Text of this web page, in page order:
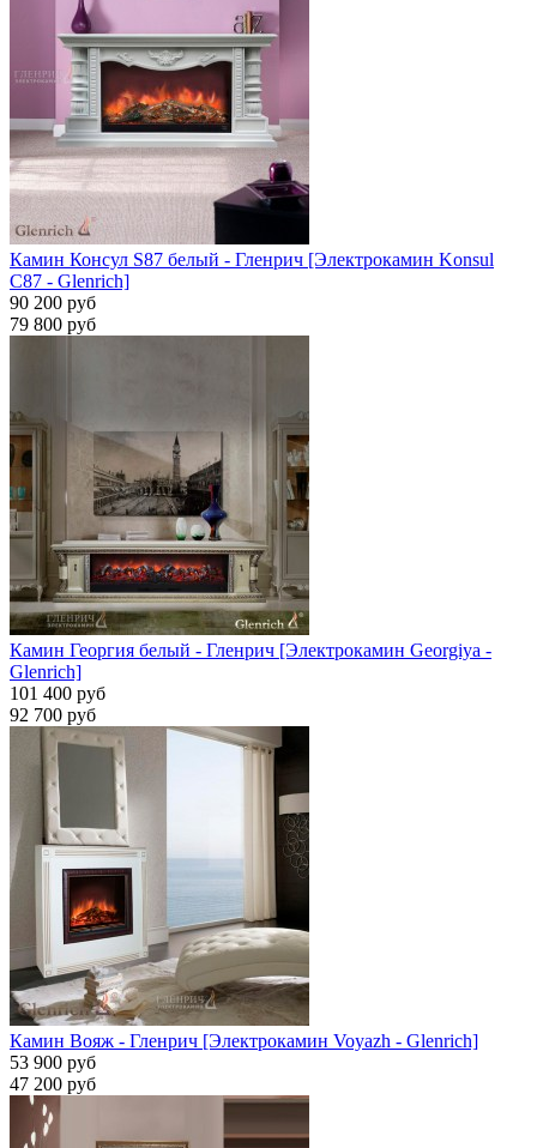
Камин Консул S87 белый - Гленрич [Электрокамин Konsul
С87 - Glenrich]
90 200 руб
79 800 руб
Камин Георгия белый - Гленрич [Электрокамин Georgiya -
Glenrich]
101 400 руб
92 700 руб
Камин Вояж - Гленрич [Электрокамин Voyazh - Glenrich]
53 900 руб
47 200 руб